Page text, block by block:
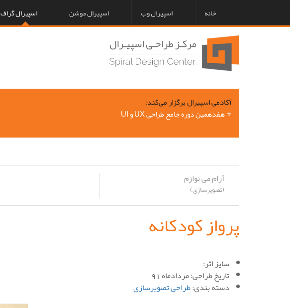
خانه اسپیرال وب اسپیرال موشن اسپیرال گراف
آکادمی اسپیرال برگزار می‌کند:
⭐ هفدهمین دوره جامع طراحی UX و UI
آرام می نوازم
(تصویرسازی)
پرواز کودکانه
سایز اثر:
تاریخ طراحی:مردادماه 91
دسته بندی:طراحی تصویرسازی